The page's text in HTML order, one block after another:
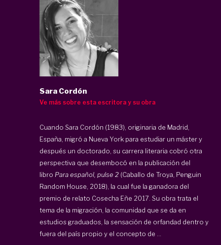
Sara Cordón
Ve más sobre esta escritora y su obra
Cuando Sara Cordón (1983), originaria de Madrid,
España, migró a Nueva York para estudiar un máster y
después un doctorado, su carrera literaria cobró otra
perspectiva que desembocó en la publicación del
libro Para español, pulse 2 (Caballo de Troya, Penguin
Random House, 2018), la cual fue la ganadora del
premio de relato Cosecha Eñe 2017. Su obra trata el
tema de la migración, la comunidad que se da en
estudios graduados, la sensación de orfandad dentro y
fuera del país propio y el concepto de ...